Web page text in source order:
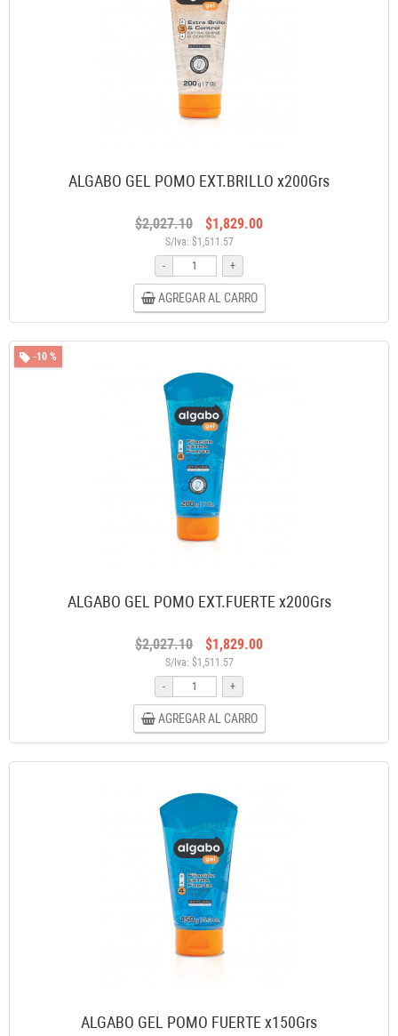
ALGABO GEL POMO EXT.BRILLO x200Grs
$2,027.10 $1,829.00
S/Iva: $1,511.57
-
+
AGREGAR AL CARRO
-10 %
ALGABO GEL POMO EXT.FUERTE x200Grs
$2,027.10 $1,829.00
S/Iva: $1,511.57
-
+
AGREGAR AL CARRO
ALGABO GEL POMO FUERTE x150Grs